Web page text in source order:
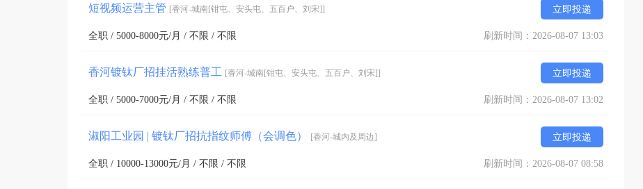
短视频运营主管 [香河-城南[钳屯、安头屯、五百户、刘宋]] 立即投递
全职 / 5000-8000元/月 / 不限 / 不限 刷新时间：2026-08-07 13:03
香河镀钛厂招挂活熟练普工 [香河-城南[钳屯、安头屯、五百户、刘宋]] 立即投递
全职 / 5000-7000元/月 / 不限 / 不限 刷新时间：2026-08-07 13:02
淑阳工业园 | 镀钛厂招抗指纹师傅（会调色） [香河-城内及周边] 立即投递
全职 / 10000-13000元/月 / 不限 / 不限 刷新时间：2026-08-07 08:58